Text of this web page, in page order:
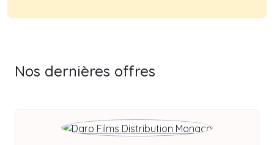
Nos dernières offres